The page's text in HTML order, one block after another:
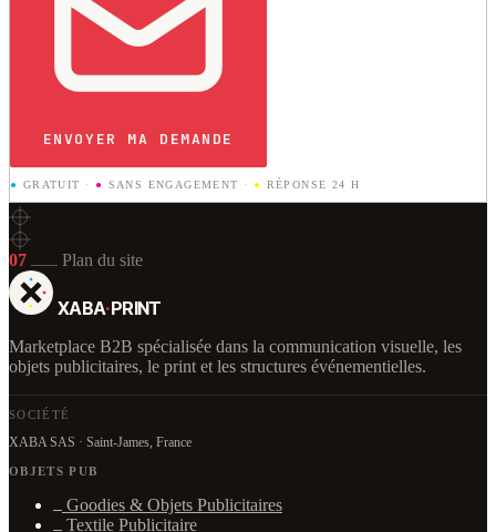
ENVOYER MA DEMANDE
● GRATUIT · ● SANS ENGAGEMENT · ● RÉPONSE 24 H
07 Plan du site
XABA·PRINT
Marketplace B2B spécialisée dans la communication visuelle, les
objets publicitaires, le print et les structures événementielles.
SOCIÉTÉ
XABA SAS · Saint-James, France
OBJETS PUB
Goodies & Objets Publicitaires
Textile Publicitaire